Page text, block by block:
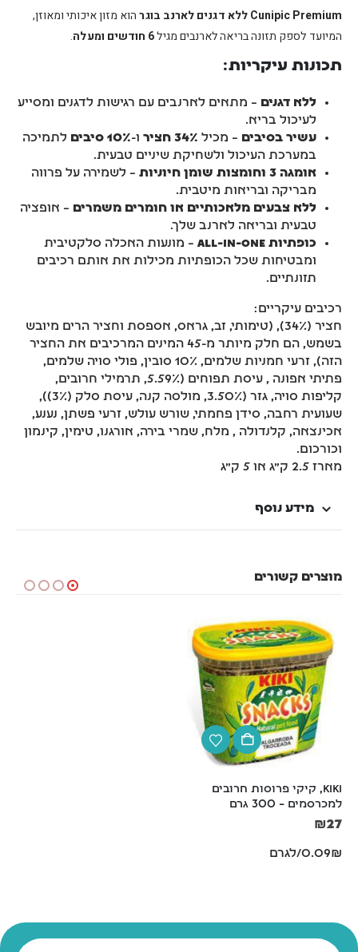
Cunipic Premium ללא דגנים לארנב בוגר
הוא מזון איכותי ומאוזן,
המיועד לספק תזונה בריאה לארנבים מגיל6 חודשים ומעלה .
תכונות עיקריות:
ללא דגנים – מתאים לארנבים עם רגישות לדגנים ומסייע
לעיכול בריא.
עשיר בסיבים – מכיל 34% חציר ו-10% סיבים
לתמיכה
במערכת העיכול ולשחיקת שיניים טבעית.
אומגה 3 וחומצות שומן חיוניות
– לשמירה על פרווה
מבריקה ובריאות מיטבית.
ללא צבעים מלאכותיים או חומרים משמרים – אופציה
טבעית ובריאה לארנב שלך.
כופתיות All-in-One
– מונעות האכלה סלקטיבית
ומבטיחות שכל הכופתיות מכילות את אותם רכיבים
תזונתיים.
רכיבים עיקריים:
חציר (34%), (טימותי, זב, גראס, אספסת וחציר הרים מיובש
בשמש, הם חלק מיותר מ-45 המינים המרכיבים
את החציר
הזה), זרעי חמניות שלמים, 10% סובין, פולי סויה שלמים,
פתיתי אפונה , עיסת תפוחים (5.59%, תרמילי חרובים,
קליפות סויה, גזר (3.50%, מולסה קנה, עיסת סלק (3%)),
שעועית רחבה, סידן פחמתי, שורש עולש, זרעי פשתן, נענע,
אכינצאה, קלנדולה , מלח, שמרי בירה, אורגנו, טימין, קינמון
וכורכום.
מארז 2.5 ק"ג או 5 ק"ג
מידע נוסף
מוצרים קשורים
KIKI, קיקי פרוסות חרובים
למכרסמים – 300 גרם
₪27
0.09₪/לגרם